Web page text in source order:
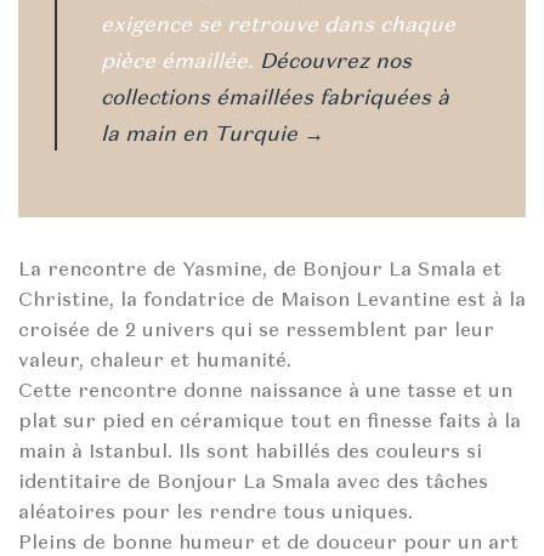
exigence se retrouve dans chaque
pièce émaillée. Découvrez nos
collections émaillées fabriquées à
la main en Turquie →
La rencontre de Yasmine, de Bonjour La Smala et
Christine, la fondatrice de Maison Levantine est à la
croisée de 2 univers qui se ressemblent par leur
valeur, chaleur et humanité.
Cette rencontre donne naissance à une tasse et un
plat sur pied en céramique tout en finesse faits à la
main à Istanbul. Ils sont habillés des couleurs si
identitaire de Bonjour La Smala avec des tâches
aléatoires pour les rendre tous uniques.
Pleins de bonne humeur et de douceur pour un art